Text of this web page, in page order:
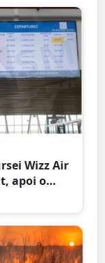
Wizz Air
apoi o